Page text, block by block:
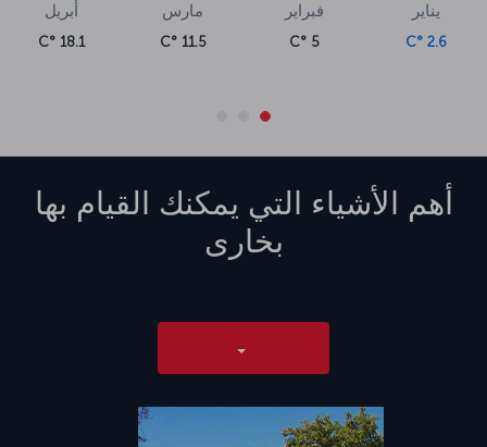
يناير
2.6 °C
فبراير
5 °C
مارس
11.5 °C
أبريل
18.1 °C
أهم الأشياء التي يمكنك القيام بها
بخارى